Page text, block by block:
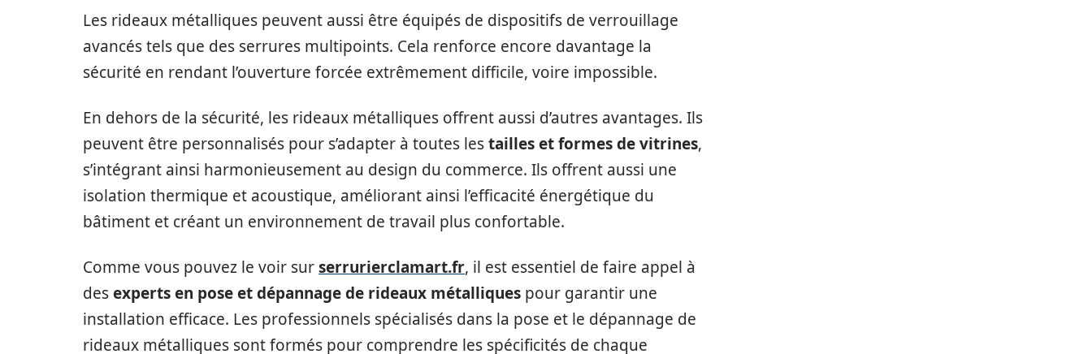
Les rideaux métalliques peuvent aussi être équipés de dispositifs de verrouillage
avancés tels que des serrures multipoints. Cela renforce encore davantage la
sécurité en rendant l’ouverture forcée extrêmement difficile, voire impossible.
En dehors de la sécurité, les rideaux métalliques offrent aussi d’autres avantages. Ils
peuvent être personnalisés pour s’adapter à toutes lestailles et formes de vitrines,
s’intégrant ainsi harmonieusement au design du commerce. Ils offrent aussi une
isolation thermique et acoustique, améliorant ainsi l’efficacité énergétique du
bâtiment et créant un environnement de travail plus confortable.
Comme vous pouvez le voir surserrurierclamart.fr, il est essentiel de faire appel à
desexperts en pose et dépannage de rideaux métalliques pour garantir une
installation efficace. Les professionnels spécialisés dans la pose et le dépannage de
rideaux métalliques sont formés pour comprendre les spécificités de chaque